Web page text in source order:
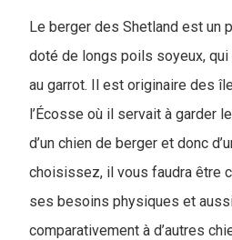
Le berger des Shetland est un
doté de longs poils soyeux,
au garrot. Il est originaire des
l’Écosse où il servait à garder
d’un chien de berger et donc
choisissez, il vous faudra être
ses besoins physiques et
comparativement à d’autres